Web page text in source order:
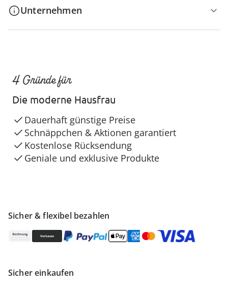
Unternehmen
Sicher & flexibel bezahlen
Sicher einkaufen
4 Gründe für
Die moderne Hausfrau
Dauerhaft günstige Preise
Schnäppchen & Aktionen garantiert
Kostenlose Rücksendung
Geniale und exklusive Produkte